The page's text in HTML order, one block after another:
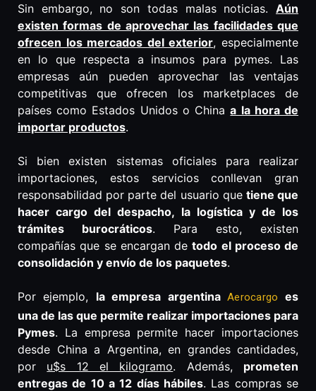
Sin embargo, no son todas malas noticias. Aún
existen formas de aprovechar las facilidades que
ofrecen los mercados del exterior, especialmente
en lo que respecta a insumos para pymes. Las
empresas aún pueden aprovechar las ventajas
competitivas que ofrecen los marketplaces de
países como Estados Unidos o Chinaa la hora de
importar productos.
Si bien existen sistemas oficiales para realizar
importaciones, estos servicios conllevan gran
responsabilidad por parte del usuario que tiene que
hacer cargo del despacho, la logística y de los
trámites burocráticos. Para esto, existen
compañías que se encargan detodo el proceso de
consolidación y envío de los paquetes.
Por ejemplo, la empresa argentina Aerocargo
es
una de las que permite realizar importaciones para
Pymes. La empresa permite hacer importaciones
desde China a Argentina, en grandes cantidades,
por u$s 12 el kilogramo. Además, prometen
entregas de 10 a 12 días hábiles. Las compras se